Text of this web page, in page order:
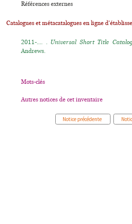
Références externes
Catalogues et métacatalogues en ligne
2011-.... . Universal Short Title
Andrews.
Mots-clés
Autres notices de cet inventaire
Notice précédente